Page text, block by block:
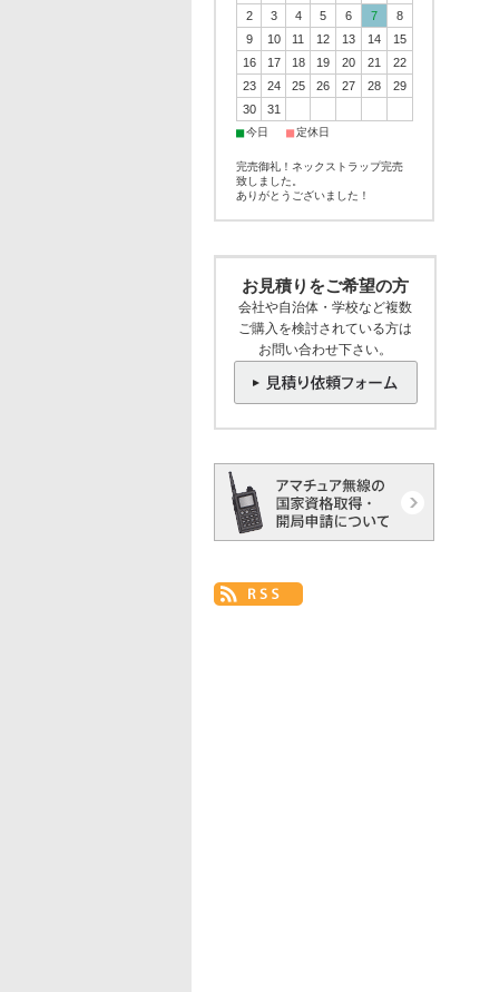
2
3 4 5 6 7
8
9
10 11 12 13 14
15
16
17 18 19 20 21
22
23
24 25 26 27 28
29
30
31
■今日 ■定休日
完売御礼！ネックストラップ完売
致しました。
ありがとうございました！
お見積りをご希望の方
会社や自治体・学校など複数
ご購入を検討されている方は
お問い合わせ下さい。